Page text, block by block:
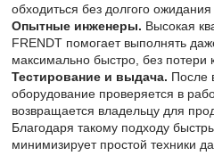
обходиться без долгого ожидания
Опытные инженеры. Высокая
FRENDT помогает выполнять
максимально быстро, без потери
Тестирование и выдача. После
оборудование проверяется в
возвращается владельцу для
Благодаря такому подходу
минимизирует простой техники